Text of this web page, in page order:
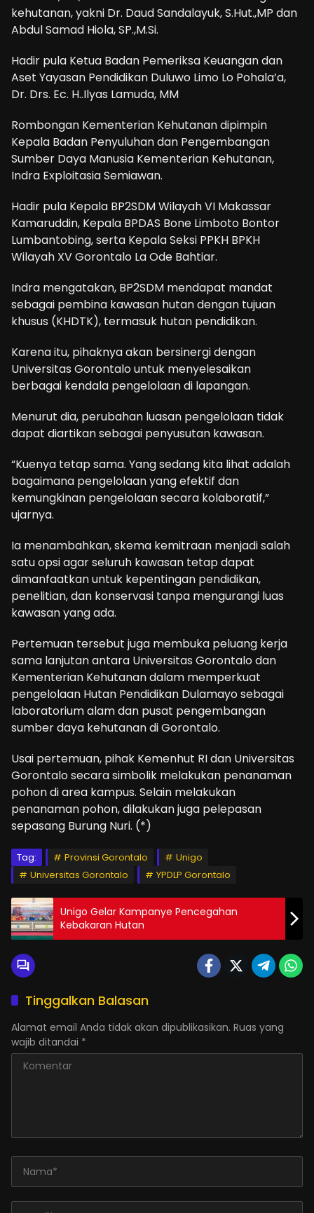
kehutanan, yakni Dr. Daud Sandalayuk, S.Hut.,MP dan
Abdul Samad Hiola, SP.,M.Si.
Hadir pula Ketua Badan Pemeriksa Keuangan dan
Aset Yayasan Pendidikan Duluwo Limo Lo Pohala’a,
Dr. Drs. Ec. H..Ilyas Lamuda, MM
Rombongan Kementerian Kehutanan dipimpin
Kepala Badan Penyuluhan dan Pengembangan
Sumber Daya Manusia Kementerian Kehutanan,
Indra Exploitasia Semiawan.
Hadir pula Kepala BP2SDM Wilayah VI Makassar
Kamaruddin, Kepala BPDAS Bone Limboto Bontor
Lumbantobing, serta Kepala Seksi PPKH BPKH
Wilayah XV Gorontalo La Ode Bahtiar.
Indra mengatakan, BP2SDM mendapat mandat
sebagai pembina kawasan hutan dengan tujuan
khusus (KHDTK), termasuk hutan pendidikan.
Karena itu, pihaknya akan bersinergi dengan
Universitas Gorontalo untuk menyelesaikan
berbagai kendala pengelolaan di lapangan.
Menurut dia, perubahan luasan pengelolaan tidak
dapat diartikan sebagai penyusutan kawasan.
“Kuenya tetap sama. Yang sedang kita lihat adalah
bagaimana pengelolaan yang efektif dan
kemungkinan pengelolaan secara kolaboratif,”
ujarnya.
Ia menambahkan, skema kemitraan menjadi salah
satu opsi agar seluruh kawasan tetap dapat
dimanfaatkan untuk kepentingan pendidikan,
penelitian, dan konservasi tanpa mengurangi luas
kawasan yang ada.
Pertemuan tersebut juga membuka peluang kerja
sama lanjutan antara Universitas Gorontalo dan
Kementerian Kehutanan dalam memperkuat
pengelolaan Hutan Pendidikan Dulamayo sebagai
laboratorium alam dan pusat pengembangan
sumber daya kehutanan di Gorontalo.
Usai pertemuan, pihak Kemenhut RI dan Universitas
Gorontalo secara simbolik melakukan penanaman
pohon di area kampus. Selain melakukan
penanaman pohon, dilakukan juga pelepasan
sepasang Burung Nuri. (*)
Tag: Provinsi Gorontalo
Unigo
Universitas Gorontalo
YPDLP Gorontalo
Unigo Gelar Kampanye Pencegahan
Kebakaran Hutan
Tinggalkan Balasan
Alamat email Anda tidak akan dipublikasikan. Ruas yang
wajib ditandai *